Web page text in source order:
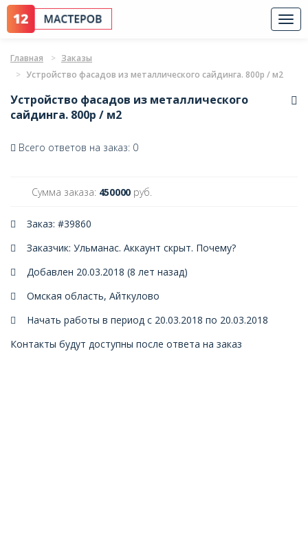
Главная
Заказы
Устройство фасадов из металлического сайдинга. 800р / м2
Устройство фасадов из металлического
сайдинга. 800р / м2
Всего ответов на заказ: 0
Сумма заказа: 450000 руб.
Заказ: #39860
Заказчик: Ульманас. Аккаунт скрыт. Почему?
Добавлен 20.03.2018 (8 лет назад)
Омская область, Айткулово
Начать работы в период с 20.03.2018 по 20.03.2018
Контакты будут доступны после ответа на заказ